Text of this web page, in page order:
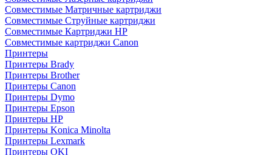
Совместимые Матричные картриджи
Совместимые Струйные картриджи
Совместимые Картриджи HP
Совместимые картриджи Canon
Принтеры
Принтеры Brady
Принтеры Brother
Принтеры Canon
Принтеры Dymo
Принтеры Epson
Принтеры HP
Принтеры Konica Minolta
Принтеры Lexmark
Принтеры OKI